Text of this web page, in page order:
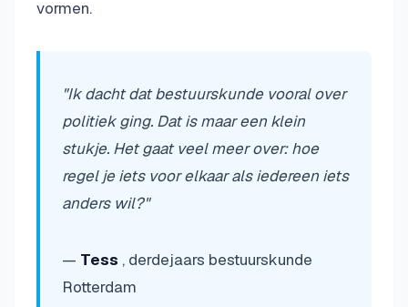
vormen.
"Ik dacht dat bestuurskunde vooral over
politiek ging. Dat is maar een klein
stukje. Het gaat veel meer over: hoe
regel je iets voor elkaar als iedereen iets
anders wil?"
— Tess , derdejaars bestuurskunde
Rotterdam